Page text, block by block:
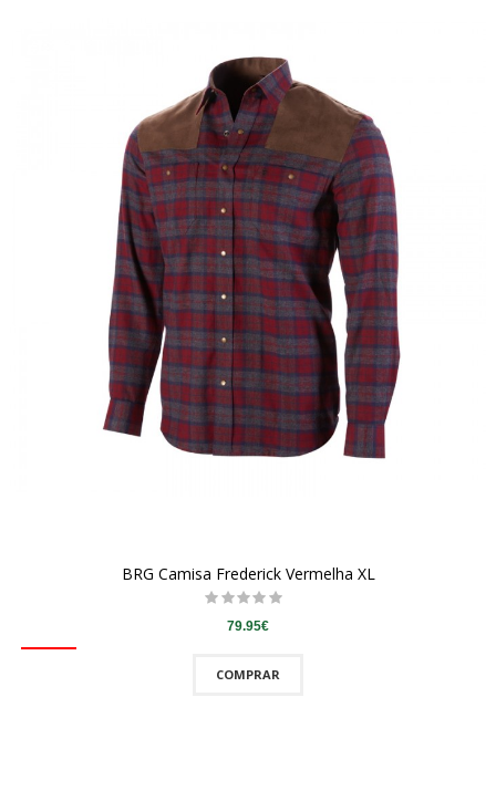
BRG Camisa Frederick Vermelha XL
79.95€
COMPRAR